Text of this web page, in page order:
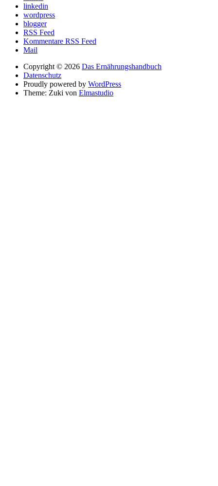
linkedin
wordpress
blogger
RSS Feed
Kommentare RSS Feed
Mail
Copyright © 2026 Das Ernährungshandbuch
Datenschutz
Proudly powered by WordPress
Theme: Zuki von Elmastudio